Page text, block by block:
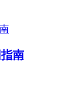
南